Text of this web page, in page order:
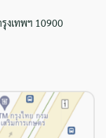
งเทพฯ 10900